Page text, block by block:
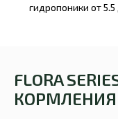
гидропоники от 5.5
FLORA
КОРМЛЕНИЯ